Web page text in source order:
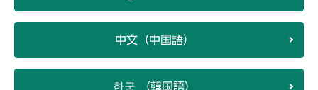
中文（中国語）
한국 （韓国語）